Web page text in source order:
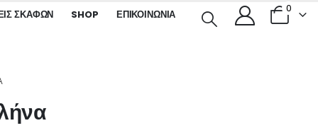
ΣΚΑΦΏΝ SHOP ΕΠΙΚΟΙΝΩΝΊΑ 0